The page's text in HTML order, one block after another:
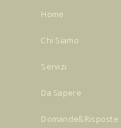
Home
Chi Siamo
Servizi
Da Sapere
Domande&Risposte